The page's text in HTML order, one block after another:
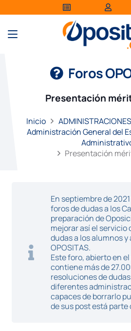
Foros
Presentación
Inicio
Administración General del
Presentación
En septiembre de
foros de dudas a los
preparación de
mejorar así el servicio
dudas a los alumnos
OPOSITAS.
Este foro, abierto en
contiene más de
resoluciones de
diferentes
capaces de borrarlo
de sus post está parte